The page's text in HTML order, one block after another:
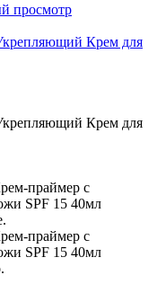
просмотр
Крем для
Крем для
праймер с
SPF 15 40мл
праймер с
SPF 15 40мл